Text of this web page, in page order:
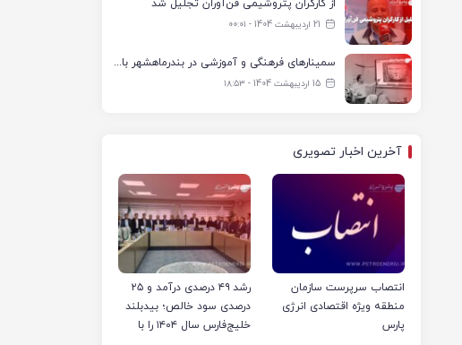
از کارگران پتروشیمی فن‌آوران تجلیل شد
21 اردیبهشت 1404 - ۰۰:۰۱
سمینارهای فرهنگی و آموزشی در بندرماهشهر با همکاری فرهنگ‌سرای پتروشیمی مارون
15 اردیبهشت 1404 - ۱۸:۵۳
آخرین اخبار تصویری
انتصاب سرپرست سازمان
منطقه ویژه اقتصادی انرژی
پارس
رشد ۴۹ درصدی درآمد و ۲۵
درصدی سود خالص؛ بیدبلند
خلیج‌فارس سال ۱۴۰۴ را با